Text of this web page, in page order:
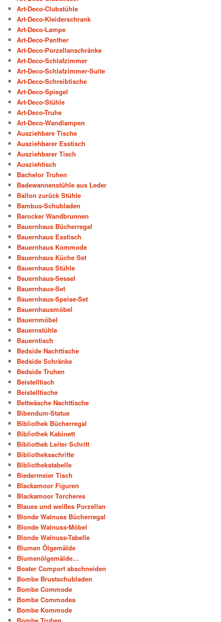
Art-Deco-Clubstühle
Art-Deco-Kleiderschrank
Art-Deco-Lampe
Art-Deco-Panther
Art-Deco-Porzellanschränke
Art-Deco-Schlafzimmer
Art-Deco-Schlafzimmer-Suite
Art-Deco-Schreibtische
Art-Deco-Spiegel
Art-Deco-Stühle
Art-Deco-Truhe
Art-Deco-Wandlampen
Ausziehbare Tische
Ausziehbarer Esstisch
Ausziehbarer Tisch
Ausziehtisch
Bachelor Truhen
Badewannenstühle aus Leder
Ballon zurück Stühle
Bambus-Schubladen
Barocker Wandbrunnen
Bauernhaus Bücherregal
Bauernhaus Esstisch
Bauernhaus Kommode
Bauernhaus Küche Set
Bauernhaus Stühle
Bauernhaus-Sessel
Bauernhaus-Set
Bauernhaus-Speise-Set
Bauernhausmöbel
Bauernmöbel
Bauernstühle
Bauerntisch
Bedside Nachttische
Bedside Schränke
Bedside Truhen
Beistelltisch
Beistelltische
Bettwäsche Nachttische
Bibendum-Statue
Bibliothek Bücherregal
Bibliothek Kabinett
Bibliothek Leiter Schritt
Bibliotheksschritte
Bibliothekstabelle
Biedermeier Tisch
Blackamoor Figuren
Blackamoor Torcheres
Blaues und weißes Porzellan
Blonde Walnuss Bücherregal
Blonde Walnuss-Möbel
Blonde Walnuss-Tabelle
Blumen Ölgemälde
Blumenölgemälde…
Boater Comport abschneiden
Bombe Brustschubladen
Bombe Commode
Bombe Commodes
Bombe Kommode